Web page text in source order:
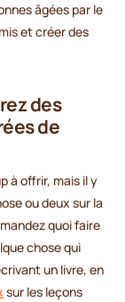
âgées par le
et créer des
des
de
à offrir, mais il y
ou deux sur la
quoi faire
chose qui
un livre, en
sur les leçons